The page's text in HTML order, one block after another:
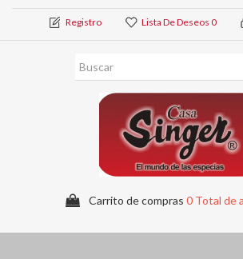
Registro Lista De Deseos 0
Carrito de compras 0 Total de